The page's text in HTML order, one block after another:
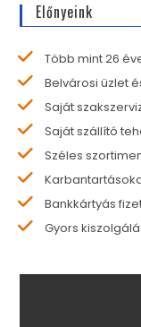
Előnyeink
Több mint 26
Belvárosi üzlet
Saját
Saját szállító
Széles
Bankkártyás
Gyors